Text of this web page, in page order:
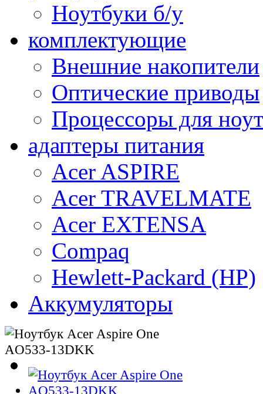
Ноутбуки б/у
комплектующие
Внешние накопители
Оптические приводы
Процессоры для
адаптеры питания
Acer ASPIRE
Acer TRAVELMATE
Acer EXTENSA
Compaq
Hewlett-Packard (HP)
Аккумуляторы